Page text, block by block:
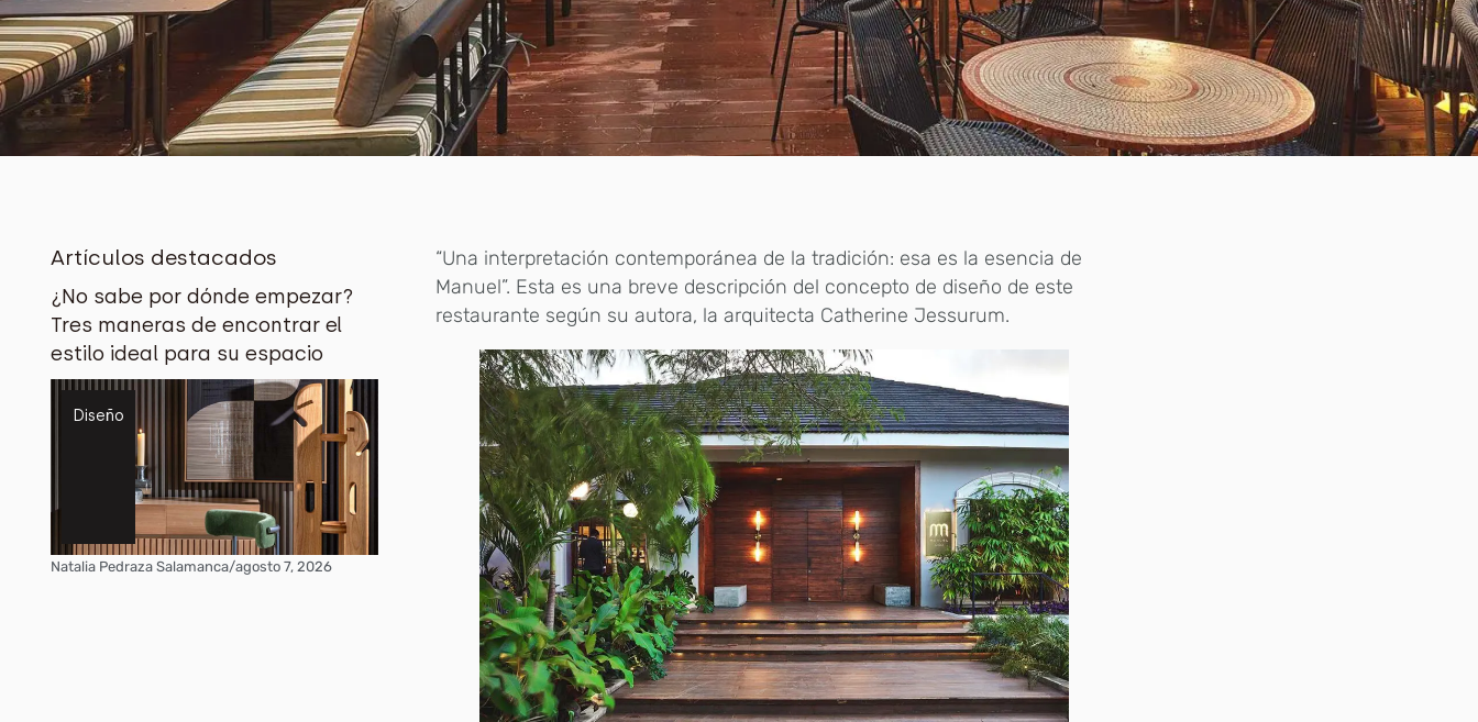
Artículos destacados
¿No sabe por dónde empezar?
Tres maneras de encontrar el
estilo ideal para su espacio
Diseño
Natalia Pedraza Salamanca/agosto 7, 2026
“Una interpretación contemporánea de la tradición: esa es la esencia de
Manuel”. Esta es una breve descripción del concepto de diseño de este
restaurante según su autora, la arquitecta Catherine Jessurum.